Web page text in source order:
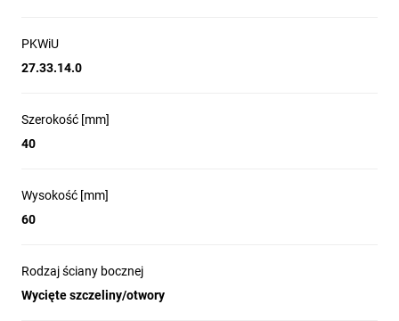
rozdzielnice przewodów z miejscami na przepusty i
PKWiU
27.33.14.0
Szerokość [mm]
40
Wysokość [mm]
60
Rodzaj ściany bocznej
Wycięte szczeliny/otwory